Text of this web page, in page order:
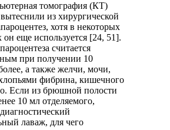
томография (КТ)
из хирургической
хотя в некоторых
он еще используется [24, 51].
считается
при получении 10
а также желчи, мочи,
хлопьями фибрина, кишечного
Если из брюшной полости
10 мл отделяемого,
лаваж, для чего